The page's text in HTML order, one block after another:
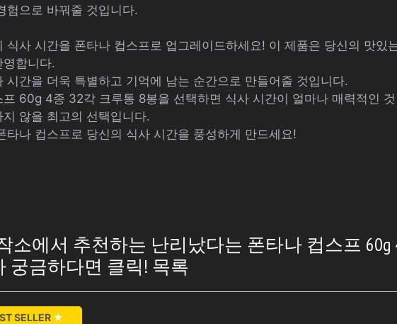
험으로 바꿔줄 것입니다.
식사 시간을 폰타나 컵스프로 업그레이드하세요! 이 제품은 당신의 맛있
영합니다.
시간을 더욱 특별하고 기억에 남는 순간으로 만들어줄 것입니다.
프 60g 4종 32각 크루통 8봉을 선택하면 식사 시간이 얼마나 매력적인
지 않을 최고의 선택입니다.
타나 컵스프로 당신의 식사 시간을 풍성하게 만드세요!
소에서 추천하는 난리났다는 폰타나 컵스프 60g
궁금하다면 클릭! 목록
SELLER ★